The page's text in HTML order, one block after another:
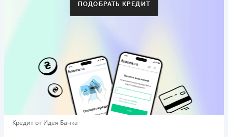
друг регистрируется и получает первый кредит (от
Бронзовый призер FinAwards 2026 «Лучшая программа
лояльности»
Первый займ
от 0,01%/день до 30 000 ₴
Повторный займ
ПОДОБРАТЬ КРЕДИТ
Кредит от Идея Банка